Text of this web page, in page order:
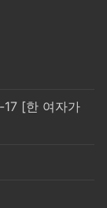
[한 여자가